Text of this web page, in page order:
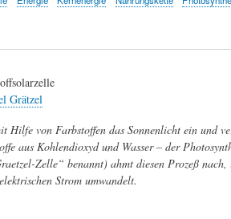
Grätzel
Hilfe von Farbstoffen das Sonnenlicht ein und
aus Kohlendioxyd und Wasser – der
Zelle“ benannt) ahmt diesen Prozeß
Strom umwandelt.